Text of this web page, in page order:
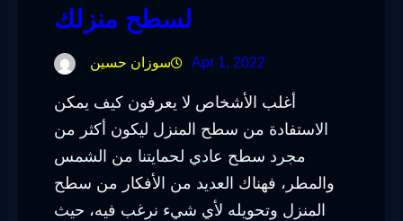
لسطح منزلك
سوزان حسين Apr 1, 2022
أغلب الأشخاص لا يعرفون كيف يمكن
الاستفادة من سطح المنزل ليكون أكثر من
مجرد سطح عادي لحمايتنا من الشمس
والمطر، فهناك العديد من الأفكار من سطح
المنزل وتحويله لأي شيء نرغب فيه، حيث